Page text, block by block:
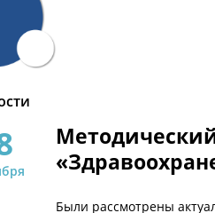
Были рассмотрены